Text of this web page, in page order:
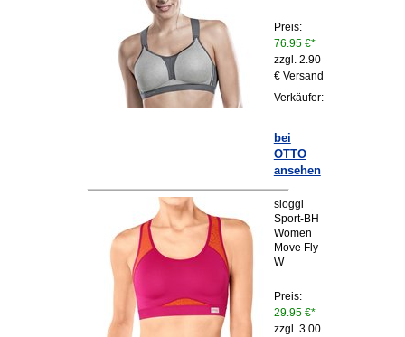
Preis:
76.95 €*
zzgl. 2.90
€ Versand
Verkäufer:
bei
OTTO
ansehen
sloggi
Sport-BH
Women
Move Fly
W
Preis:
29.95 €*
zzgl. 3.00